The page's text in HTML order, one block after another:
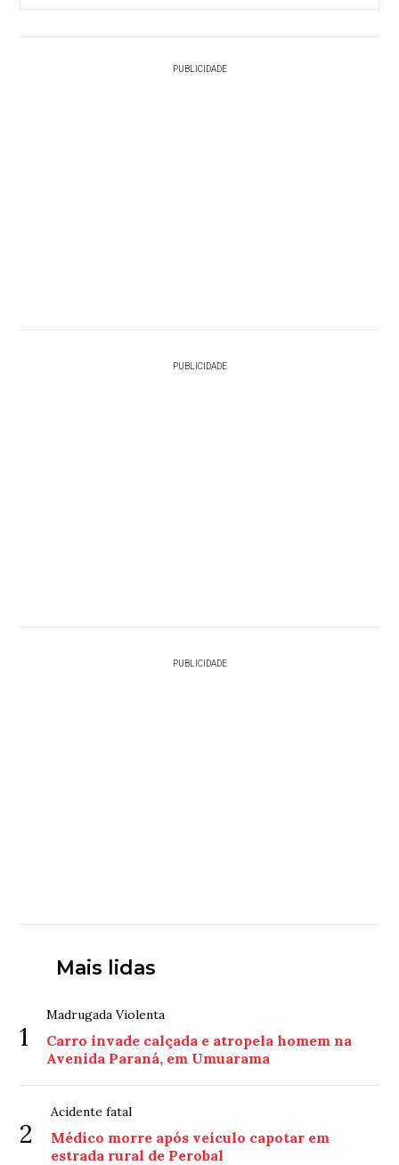
PUBLICIDADE
PUBLICIDADE
PUBLICIDADE
Mais lidas
1
Madrugada Violenta
Carro invade calçada e atropela homem na
Avenida Paraná, em Umuarama
2
Acidente fatal
Médico morre após veículo capotar em
estrada rural de Perobal